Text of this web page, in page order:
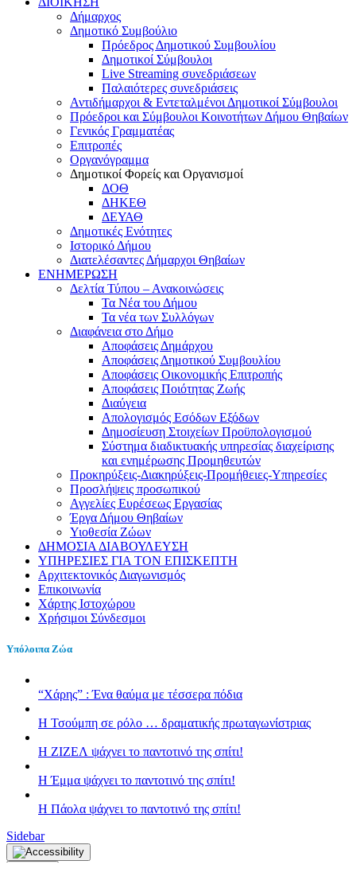
Δήμαρχος
Δημοτικό Συμβούλιο
Πρόεδρος Δημοτικού Συμβουλίου
Δημοτικοί Σύμβουλοι
Live Streaming συνεδριάσεων
Παλαιότερες συνεδριάσεις
Αντιδήμαρχοι & Εντεταλμένοι Δημοτικοί Σύμβουλοι
Πρόεδροι και Σύμβουλοι Κοινοτήτων Δήμου Θηβαίων
Γενικός Γραμματέας
Επιτροπές
Οργανόγραμμα
Δημοτικοί Φορείς και Οργανισμοί
ΔΟΘ
ΔΗΚΕΘ
ΔΕΥΑΘ
Δημοτικές Ενότητες
Ιστορικό Δήμου
Διατελέσαντες Δήμαρχοι Θηβαίων
ΕΝΗΜΕΡΩΣΗ
Δελτία Τύπου – Ανακοινώσεις
Τα Νέα του Δήμου
Τα νέα των Συλλόγων
Διαφάνεια στο Δήμο
Αποφάσεις Δημάρχου
Αποφάσεις Δημοτικού Συμβουλίου
Αποφάσεις Οικονομικής Επιτροπής
Αποφάσεις Ποιότητας Ζωής
Διαύγεια
Απολογισμός Εσόδων Εξόδων
Δημοσίευση Στοιχείων Προϋπολογισμού
Σύστημα διαδικτυακής υπηρεσίας διαχείρισης
και ενημέρωσης Προμηθευτών
Προκηρύξεις-Διακηρύξεις-Προμήθειες-Υπηρεσίες
Προσλήψεις προσωπικού
Αγγελίες Ευρέσεως Εργασίας
Έργα Δήμου Θηβαίων
Υιοθεσία Ζώων
ΔΗΜΟΣΙΑ ΔΙΑΒΟΥΛΕΥΣΗ
ΥΠΗΡΕΣΙΕΣ ΓΙΑ ΤΟΝ ΕΠΙΣΚΕΠΤΗ
Αρχιτεκτονικός Διαγωνισμός
Επικοινωνία
Χάρτης Ιστοχώρου
Χρήσιμοι Σύνδεσμοι
Υπόλοιπα Ζώα
“Χάρης” : Ένα θαύμα με τέσσερα πόδια
H Τσούμπη σε ρόλο … δραματικής πρωταγωνίστριας
Η ΖΙΖΕΛ ψάχνει το παντοτινό της σπίτι!
H Έμμα ψάχνει το παντοτινό της σπίτι!
Η Πάολα ψάχνει το παντοτινό της σπίτι!
Sidebar